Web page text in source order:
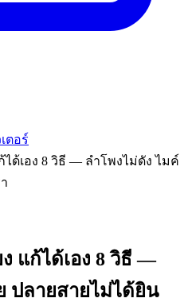
ตอร์
ได้เอง 8 วิธี — ลำโพงไม่ดัง ไมค์
แก้ได้เอง 8 วิธี —
ปลายสายไม่ได้ยิน